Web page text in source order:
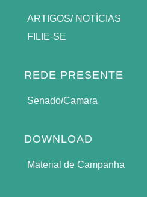
ARTIGOS/ NOTÍCIAS
FILIE-SE
REDE PRESENTE
Senado/Camara
DOWNLOAD
Material de Campanha